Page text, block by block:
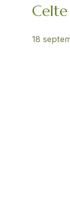
Celte
18